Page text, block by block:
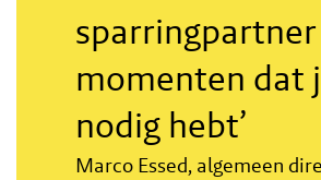
momenten dat
nodig hebt’
Marco Essed, algemeen